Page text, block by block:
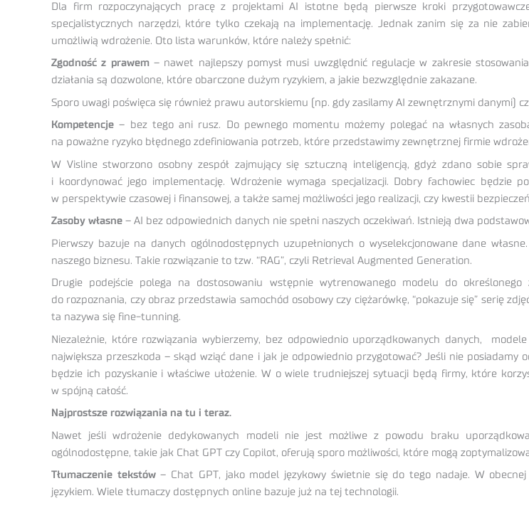
Dla firm rozpoczynających pracę z projektami AI istotne będą pierwsze kroki
specjalistycznych narzędzi, które tylko czekają na implementację. Jednak zanim się za nie
umożliwią wdrożenie. Oto lista warunków, które należy spełnić:
Zgodność z prawem– nawet najlepszy pomysł musi uwzględnić regulacje w zakresie
działania są dozwolone, które obarczone dużym ryzykiem, a jakie bezwzględnie zakazane.
Sporo uwagi poświęca się również prawu autorskiemu (np. gdy zasilamy AI zewnętrznymi danymi)
Kompetencje – bez tego ani rusz. Do pewnego momentu możemy polegać na własnych
na poważne ryzyko błędnego zdefiniowania potrzeb, które przedstawimy zewnętrznej firmie
W Visline stworzono osobny zespół zajmujący się sztuczną inteligencją, gdyż zdano sobie
i koordynować jego implementację. Wdrożenie wymaga specjalizacji. Dobry fachowiec
w perspektywie czasowej i finansowej, a także samej możliwości jego realizacji, czy kwestii
Zasoby własne – AI bez odpowiednich danych nie spełni naszych oczekiwań. Istnieją dwa
Pierwszy bazuje na danych ogólnodostępnych uzupełnionych o wyselekcjonowane dane
naszego biznesu. Takie rozwiązanie to tzw. “RAG”, czyli Retrieval Augmented Generation.
Drugie podejście polega na dostosowaniu wstępnie wytrenowanego modelu do
do rozpoznania, czy obraz przedstawia samochód osobowy czy ciężarówkę, “pokazuje się” serię
ta nazywa się fine-tunning.
Niezależnie, które rozwiązania wybierzemy, bez odpowiednio uporządkowanych danych,
największa przeszkoda – skąd wziąć dane i jak je odpowiednio przygotować? Jeśli nie
będzie ich pozyskanie i właściwe ułożenie. W o wiele trudniejszej sytuacji będą firmy, które
w spójną całość.
Najprostsze rozwiązania na tu i teraz.
Nawet jeśli wdrożenie dedykowanych modeli nie jest możliwe z powodu braku
ogólnodostępne, takie jak Chat GPT czy Copilot, oferują sporo możliwości, które mogą
Tłumaczenie tekstów– Chat GPT, jako model językowy świetnie się do tego nadaje. W
językiem. Wiele tłumaczy dostępnych online bazuje już na tej technologii.